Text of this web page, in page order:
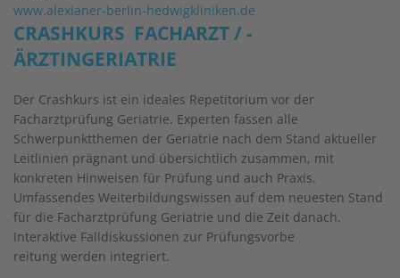
www.alexianer-berlin-hedwigkliniken.de
CRASHKURS FACHARZT / -
ÄRZTINGERIATRIE
Der Crashkurs ist ein ideales Repetitorium vor der
Facharztprüfung Geriatrie. Experten fassen alle
Schwerpunktthemen der Geriatrie nach dem Stand aktueller
Leitlinien prägnant und übersichtlich zusammen, mit
konkreten Hinweisen für Prüfung und auch Praxis.
Umfassendes Weiterbildungswissen auf dem neuesten Stand
für die Facharztprüfung Geriatrie und die Zeit danach.
Interaktive Falldiskussionen zur Prüfungsvorbe
reitung werden integriert.